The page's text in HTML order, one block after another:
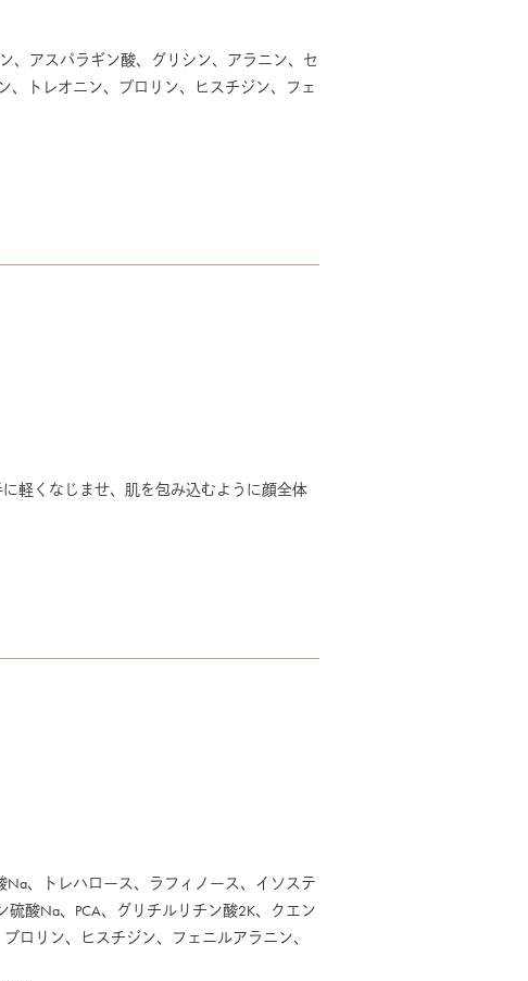
、アスパラギン酸、グリシン、アラニン、セ
、トレオニン、プロリン、ヒスチジン、フェ
軽くなじませ、肌を包み込むように顔全体
Na、トレハロース、ラフィノース、イソステ
酸Na、PCA、グリチルリチン酸2K、クエン
ロリン、ヒスチジン、フェニルアラニン、